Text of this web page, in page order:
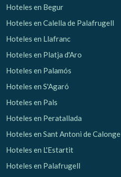
Hoteles en Begur
Hoteles en Calella de Palafrugell
Hoteles en Llafranc
Hoteles en Platja d'Aro
Hoteles en Palamós
Hoteles en S'Agaró
Hoteles en Pals
Hoteles en Peratallada
Hoteles en Sant Antoni de Calonge
Hoteles en L'Estartit
Hoteles en Palafrugell